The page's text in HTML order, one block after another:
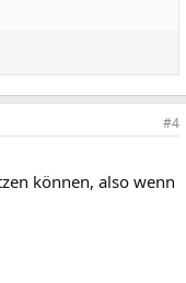
#4
können, also wenn